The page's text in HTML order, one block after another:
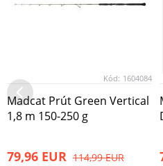
Kód: 1604084
Madcat Prút Green Vertical
1,8 m 150-250 g
79,96 EUR 114,99 EUR